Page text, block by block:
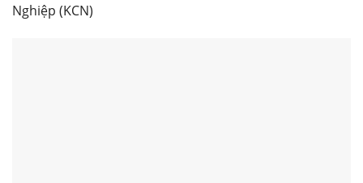
Nghiệp (KCN)